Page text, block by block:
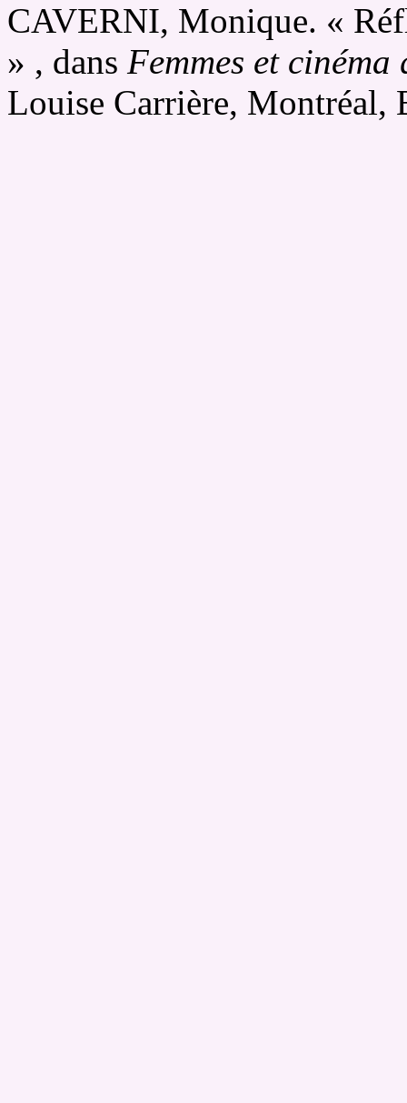
CAVERNI, Monique. «
» , dans Femmes et cinéma
Louise Carrière, Montréal,